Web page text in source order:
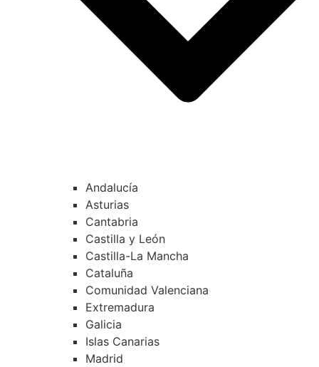
Andalucía
Asturias
Cantabria
Castilla y León
Castilla-La Mancha
Cataluña
Comunidad Valenciana
Extremadura
Galicia
Islas Canarias
Madrid